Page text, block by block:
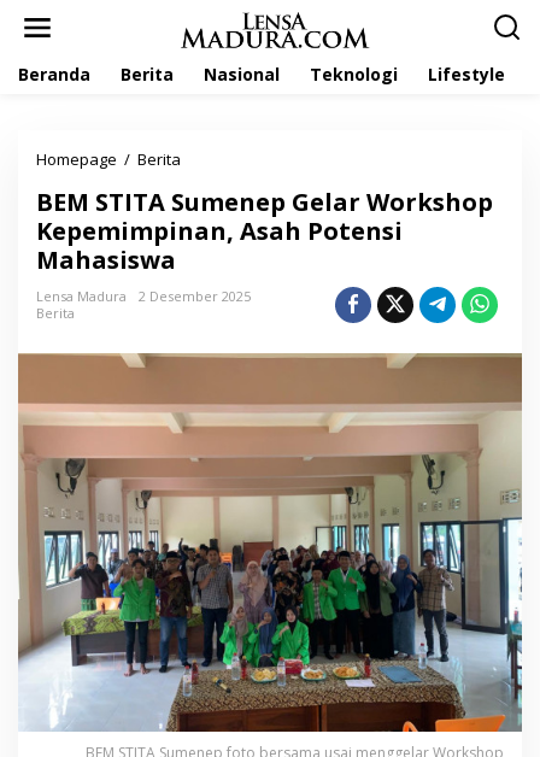
Beranda Berita Nasional Teknologi Lifestyle
Homepage / Berita
M
S
T
T
u
n
p
G
a
r
W
o
r
k
s
h
p
BEM STITA Sumenep Gelar Workshop
Kepemimpinan, Asah Potensi
Mahasiswa
Lensa Madura
2 Desember 2025
Berita
BEM STITA Sumenep foto bersama usai menggelar Workshop